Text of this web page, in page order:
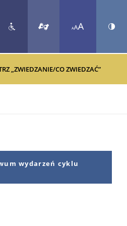
SZUKAJ
„ZWIEDZANIE/CO ZWIEDZAĆ”
wydarzeń cyklu